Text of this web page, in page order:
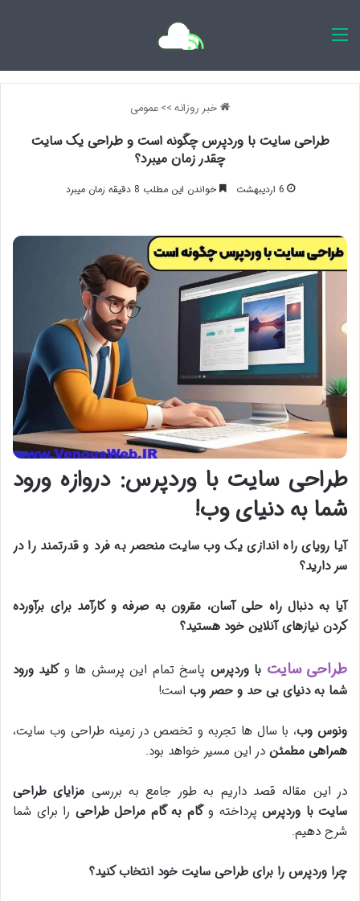
خبر روزانه>>عمومی
طراحی سایت با وردپرس چگونه است و طراحی یک سایت
چقدر زمان میبرد؟
6 اردیبهشت خواندن این مطلب 8 دقیقه زمان میبرد
طراحی سایت با وردپرس: دروازه ورود
شما به دنیای وب!
آیا رویای راه اندازی یک وب سایت منحصر به فرد و قدرتمند را در
سر دارید؟
آیا به دنبال راه حلی آسان، مقرون به صرفه و کارآمد برای برآورده
کردن نیازهای آنلاین خود هستید؟
طراحی سایت با وردپرس پاسخ تمام این پرسش ها وکلید ورود
شما به دنیای بی حد و حصر وب است!
ونوس وب، با سال ها تجربه و تخصص در زمینه طراحی وب سایت،
همراهی مطمئن در این مسیر خواهد بود.
در این مقاله قصد داریم به طور جامع به بررسی مزایای طراحی
سایت با وردپرس پرداخته وگام به گام مراحل طراحی را برای شما
شرح دهیم.
چرا وردپرس را برای طراحی سایت خود انتخاب کنید؟